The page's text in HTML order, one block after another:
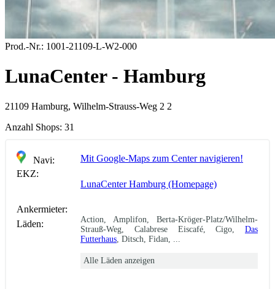
Prod.-Nr.: 1001-21109-L-W2-000
LunaCenter - Hamburg
21109 Hamburg, Wilhelm-Strauss-Weg 2 2
Anzahl Shops: 31
Navi:
Mit Google-Maps zum Center navigieren!
EKZ:
LunaCenter Hamburg (Homepage)
Ankermieter:
Läden:
Action, Amplifon, Berta-Kröger-Platz/Wilhelm-
Strauß-Weg, Calabrese Eiscafé, Cigo, Das
Futterhaus , Ditsch, Fidan, ...
Alle Läden anzeigen